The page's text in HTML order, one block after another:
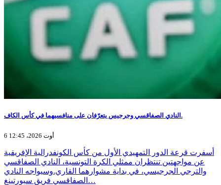
النادي الصفاقسي وجرجيس يتعرّفان على منافسيهما في كأس الكاف.
6 أوت 2026، 12:45
أسفرت قرعة الدور التمهيدي الأول من كأس الكونفدرالية الإفريقية
عن مواجهتين تنتظران ممثلي الكرة التونسية، النادي الصفاقسي
والترجي الجرجيسي، في بداية مشوارهما القاري.وسيواجه النادي
الصفاقسي فريق سبورتينغ…